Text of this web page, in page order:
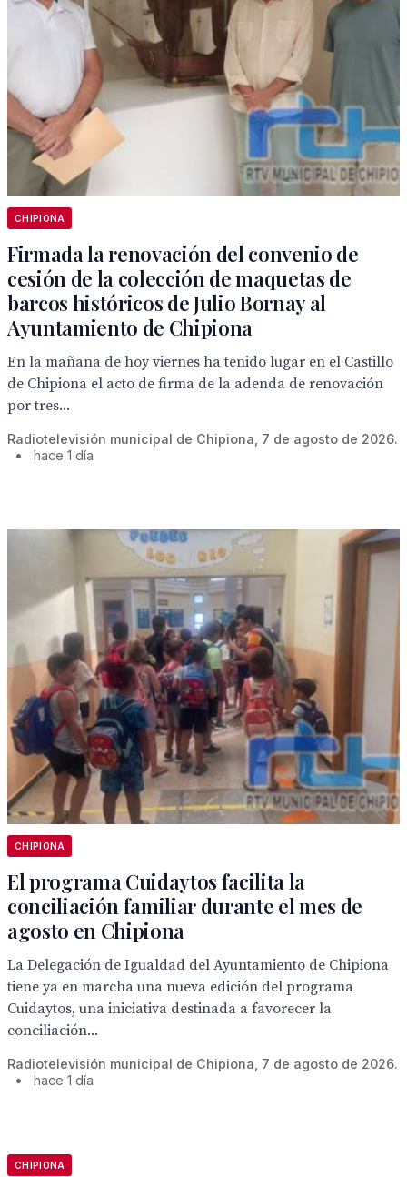
CHIPIONA
Firmada la renovación del convenio de
cesión de la colección de maquetas de
barcos históricos de Julio Bornay al
Ayuntamiento de Chipiona
En la mañana de hoy viernes ha tenido lugar en el Castillo
de Chipiona el acto de firma de la adenda de renovación
por tres...
Radiotelevisión municipal de Chipiona, 7 de agosto de 2026.
•
hace 1 día
CHIPIONA
El programa Cuidaytos facilita la
conciliación familiar durante el mes de
agosto en Chipiona
La Delegación de Igualdad del Ayuntamiento de Chipiona
tiene ya en marcha una nueva edición del programa
Cuidaytos, una iniciativa destinada a favorecer la
conciliación...
Radiotelevisión municipal de Chipiona, 7 de agosto de 2026.
•
hace 1 día
CHIPIONA